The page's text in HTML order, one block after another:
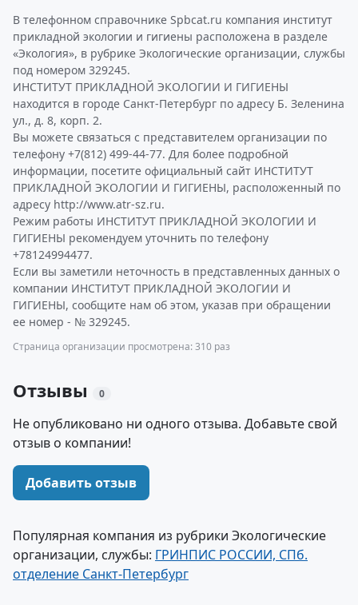
В телефонном справочнике Spbcat.ru компания институт
прикладной экологии и гигиены расположена в разделе
«Экология», в рубрике Экологические организации, службы
под номером 329245.
ИНСТИТУТ ПРИКЛАДНОЙ ЭКОЛОГИИ И ГИГИЕНЫ
находится в городе Санкт-Петербург по адресу Б. Зеленина
ул., д. 8, корп. 2.
Вы можете связаться с представителем организации по
телефону +7(812) 499-44-77. Для более подробной
информации, посетите официальный сайт ИНСТИТУТ
ПРИКЛАДНОЙ ЭКОЛОГИИ И ГИГИЕНЫ, расположенный по
адресу http://www.atr-sz.ru.
Режим работы ИНСТИТУТ ПРИКЛАДНОЙ ЭКОЛОГИИ И
ГИГИЕНЫ рекомендуем уточнить по телефону
+78124994477.
Если вы заметили неточность в представленных данных о
компании ИНСТИТУТ ПРИКЛАДНОЙ ЭКОЛОГИИ И
ГИГИЕНЫ, сообщите нам об этом, указав при обращении
ее номер - № 329245.
Страница организации просмотрена: 310 раз
Отзывы 0
Не опубликовано ни одного отзыва. Добавьте свой
отзыв о компании!
Добавить отзыв
Популярная компания из рубрики Экологические
организации, службы: ГРИНПИС РОССИИ, СПб.
отделение Санкт-Петербург